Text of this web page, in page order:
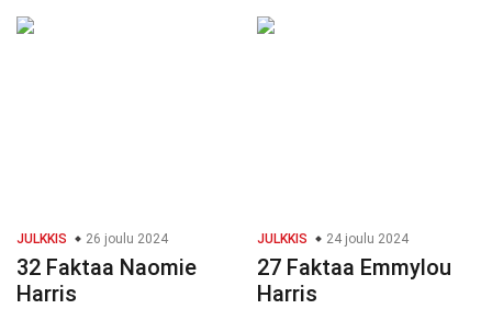
JULKKIS 26 joulu 2024
32 Faktaa Naomie
Harris
JULKKIS 24 joulu 2024
27 Faktaa Emmylou
Harris